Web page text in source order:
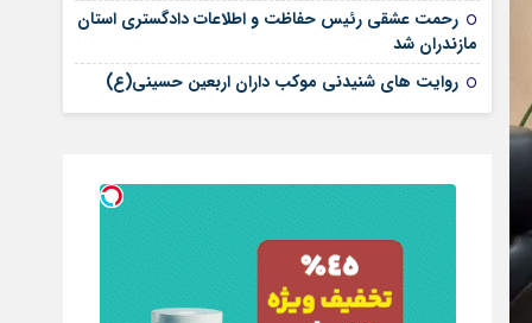
رحمت عشقی رئیس حفاظت و اطلاعات دادگستری استان
مازندران شد
روایت های شنیدنی موکب داران اربعین حسینی(ع)